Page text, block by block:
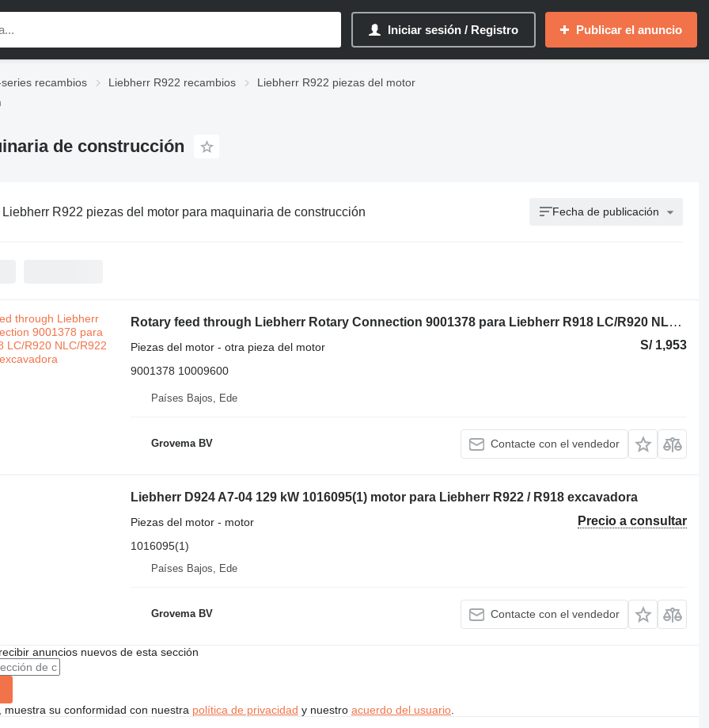
Iniciar sesión / Registro Publicar el anuncio
recambios Liebherr R922 recambios
Liebherr R922 piezas del motor
de construcción
Liebherr R922 piezas del motor para maquinaria de construcción Fecha de publicación
Rotary feed through Liebherr Rotary Connection 9001378 para Liebherr R918 LC/R920 NLC/R922 LC excavadora
S/ 1,953
Piezas del motor - otra pieza del motor
9001378 10009600
Países Bajos, Ede
Grovema BV Contacte con el vendedor
Liebherr D924 A7-04 129 kW 1016095(1) motor para Liebherr R922 / R918 excavadora
Precio a consultar
Piezas del motor - motor
1016095(1)
Países Bajos, Ede
Grovema BV Contacte con el vendedor
anuncios nuevos de esta sección
muestra su conformidad con nuestra política de privacidad y nuestro acuerdo del usuario.